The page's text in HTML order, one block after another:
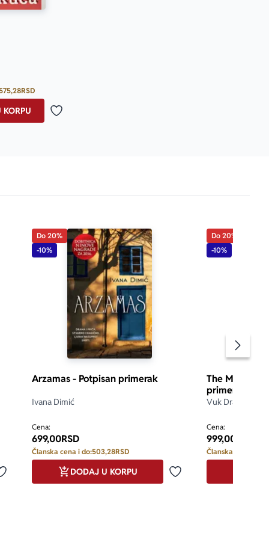
ocena je 4.9 od 5
RSD
Dodaj u omiljene
Dodaj u omiljene
Do 20%
-10%
Arzamas - Potpisan primerak
Ivana Dimić
Cena:
699,00RSD
Članska cena i do:503,28RSD
Dodaj u omiljene
DODAJ U KORPU
Do 20%
-10%
The Memoirs
primerak
Vuk Drašković
Cena:
999,00
Članska cena i do: